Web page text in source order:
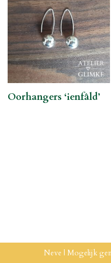
Oorhangers ‘ienfâld’
Neve | Mogelijk